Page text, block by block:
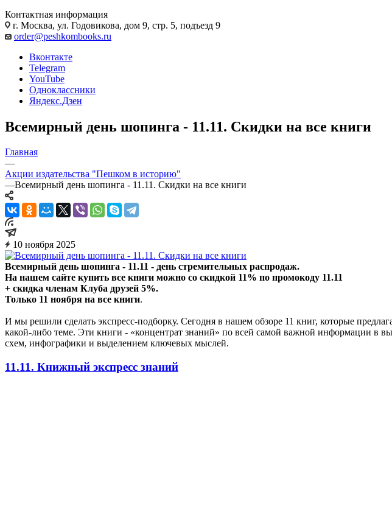
Контактная информация
г. Москва, ул. Годовикова, дом 9, стр. 5, подъезд 9
order@peshkombooks.ru
Вконтакте
Telegram
YouTube
Одноклассники
Яндекс.Дзен
Всемирный день шопинга - 11.11. Скидки на все книги
Главная
—
Акции издательства "Пешком в историю"
—Всемирный день шопинга - 11.11. Скидки на все книги
10 ноября 2025
Всемирный день шопинга - 11.11 - день стремительных распродаж.
На нашем сайте купить все книги можно со скидкой 11% по промокоду 11.11
+ скидка членам Клуба друзей 5%.
Только 11 ноября на все книги.
И мы решили сделать экспресс-подборку. Сегодня в нашем обзоре 11 книг, которые
какой-либо теме. Эти книги - «концентрат знаний» по всей самой важной информации в
схем, инфографики и выделением ключевых мыслей.
11.11. Книжный экспресс знаний